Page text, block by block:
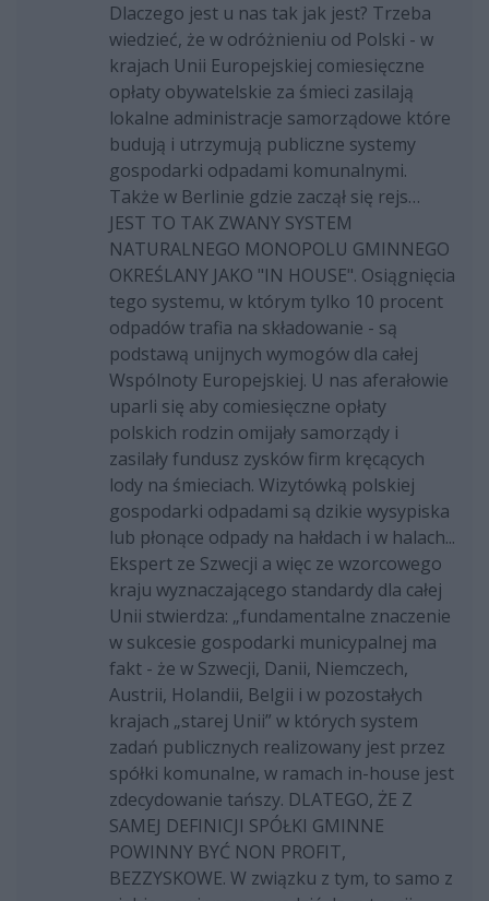
Dlaczego jest u nas tak jak jest? Trzeba
wiedzieć, że w odróżnieniu od Polski - w
krajach Unii Europejskiej comiesięczne
opłaty obywatelskie za śmieci zasilają
lokalne administracje samorządowe które
budują i utrzymują publiczne systemy
gospodarki odpadami komunalnymi.
Także w Berlinie gdzie zaczął się rejs…
JEST TO TAK ZWANY SYSTEM
NATURALNEGO MONOPOLU GMINNEGO
OKREŚLANY JAKO "IN HOUSE". Osiągnięcia
tego systemu, w którym tylko 10 procent
odpadów trafia na składowanie - są
podstawą unijnych wymogów dla całej
Wspólnoty Europejskiej. U nas aferałowie
uparli się aby comiesięczne opłaty
polskich rodzin omijały samorządy i
zasilały fundusz zysków firm kręcących
lody na śmieciach. Wizytówką polskiej
gospodarki odpadami są dzikie wysypiska
lub płonące odpady na hałdach i w halach...
Ekspert ze Szwecji a więc ze wzorcowego
kraju wyznaczającego standardy dla całej
Unii stwierdza: „fundamentalne znaczenie
w sukcesie gospodarki municypalnej ma
fakt - że w Szwecji, Danii, Niemczech,
Austrii, Holandii, Belgii i w pozostałych
krajach „starej Unii” w których system
zadań publicznych realizowany jest przez
spółki komunalne, w ramach in-house jest
zdecydowanie tańszy. DLATEGO, ŻE Z
SAMEJ DEFINICJI SPÓŁKI GMINNE
POWINNY BYĆ NON PROFIT,
BEZZYSKOWE. W związku z tym, to samo z